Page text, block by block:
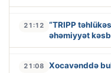
21:12
“TRIPP
əhəmiyyət
21:08 Xocavənddə